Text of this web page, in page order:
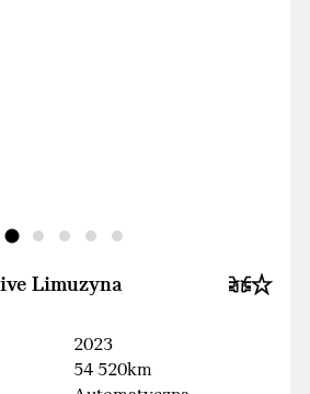
Limuzyna
2023
54 520km